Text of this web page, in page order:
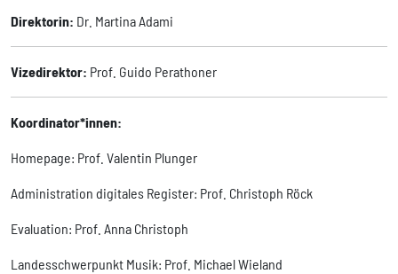
Direktorin: Dr. Martina Adami
Vizedirektor: Prof. Guido Perathoner
Koordinator*innen:
Homepage: Prof. Valentin Plunger
Administration digitales Register: Prof. Christoph Röck
Evaluation: Prof. Anna Christoph
Landesschwerpunkt Musik: Prof. Michael Wieland